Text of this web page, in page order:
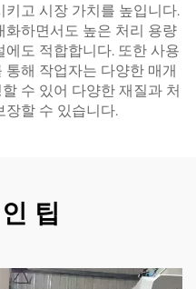
고 시장 가치를 높입니다.
화하면서도 높은 처리 용량
도 적합합니다. 또한 사용
해 작업자는 다양한 매개
수 있어 다양한 재질과 처
장할 수 있습니다.
팁